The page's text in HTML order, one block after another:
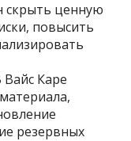
скрыть ценную
повысить
Каре
резервных